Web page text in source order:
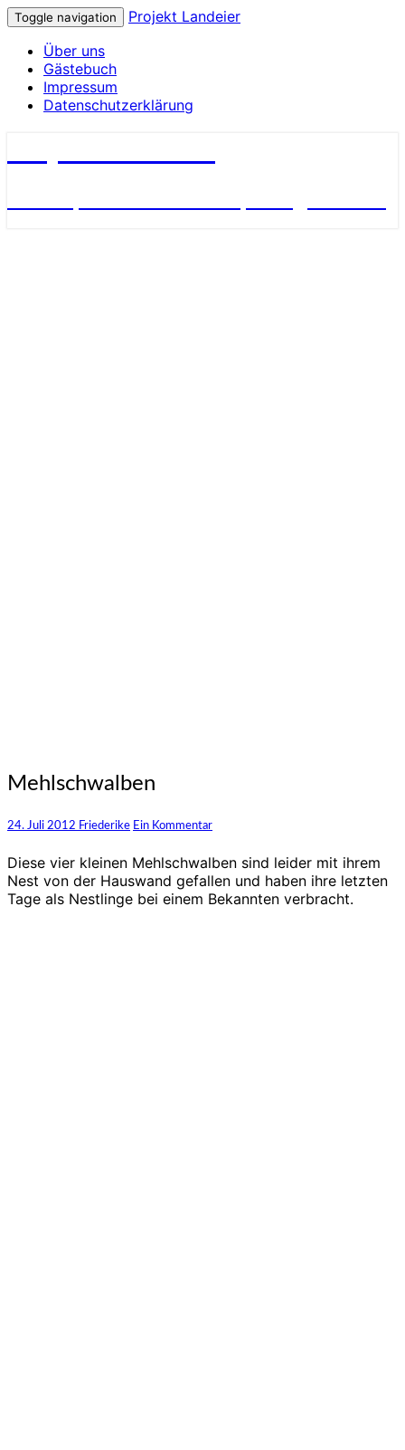
Toggle navigation
Projekt Landeier
Über uns
Gästebuch
Impressum
Datenschutzerklärung
Mehlschwalben
Mehlschwalben
24. Juli 2012 Friederike Kommentare
Ein Kommentar
Diese vier kleinen Mehlschwalben sind leider mit ihrem
Nest von der Hauswand gefallen und haben ihre letzten
Tage als Nestlinge bei einem Bekannten verbracht.